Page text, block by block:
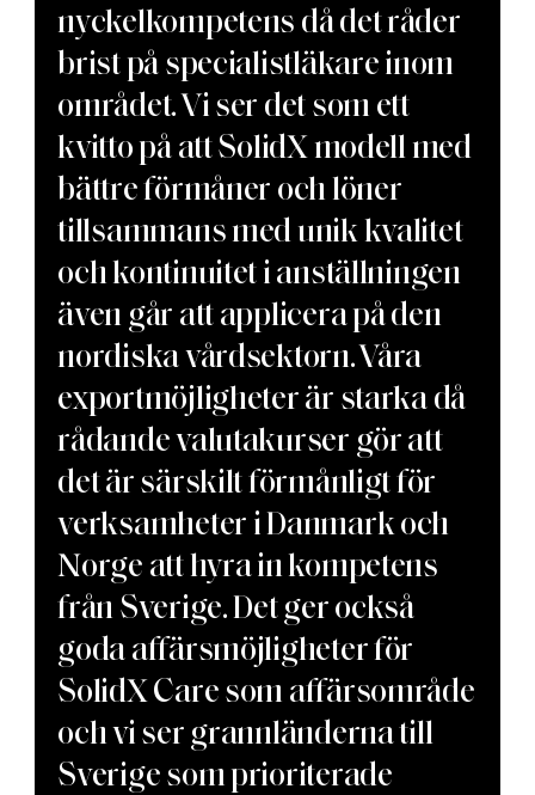
nyckelkompetens då det råder
brist på specialistläkare inom
området. Vi ser det som ett
kvitto på att SolidX modell med
bättre förmåner och löner
tillsammans med unik kvalitet
och kontinuitet i anställningen
även går att applicera på den
nordiska vårdsektorn. Våra
exportmöjligheter är starka då
rådande valutakurser gör att
det är särskilt förmånligt för
verksamheter i Danmark och
Norge att hyra in kompetens
från Sverige. Det ger också
goda affärsmöjligheter för
SolidX Care som affärsområde
och vi ser grannländerna till
Sverige som prioriterade